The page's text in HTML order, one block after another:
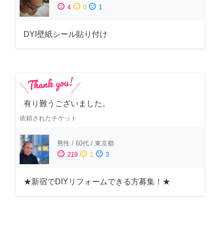
sentiment_satisfied 4 sentiment_neutral 0 sentiment_dissatisfied 1
DYI壁紙シール貼り付け
有り難うございました。
依頼されたチケット
男性 / 60代 / 東京都
sentiment_satisfied 219 sentiment_neutral 1 sentiment_dissatisfied 3
★新宿でDIYリフォームできる方募集！★